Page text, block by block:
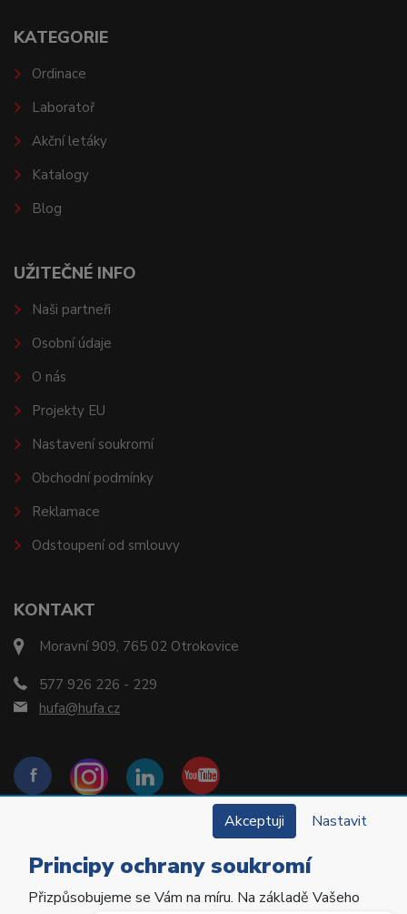
KONTAKT
Moravní 909, 765 02 Otrokovice
577 926 226 - 229
hufa@hufa.cz
KATEGORIE
Ordinace
Laboratoř
Akční letáky
Katalogy
Blog
UŽITEČNÉ INFO
Naši partneři
Osobní údaje
O nás
Projekty EU
Nastavení soukromí
Obchodní podmínky
Reklamace
Odstoupení od smlouvy
Copyright © 2022 Hu-Fa Dental a.s. Všechna práva
Akceptuji Nastavit
Principy ochrany soukromí
Přizpůsobujeme se Vám na míru. Na základě Vašeho